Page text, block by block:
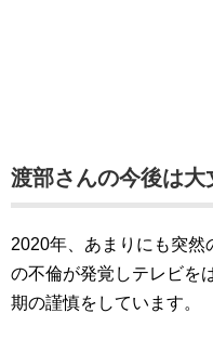
渡部さんの今後は大
2020年、あまりにも突然
の不倫が発覚しテレビを
期の謹慎をしています。